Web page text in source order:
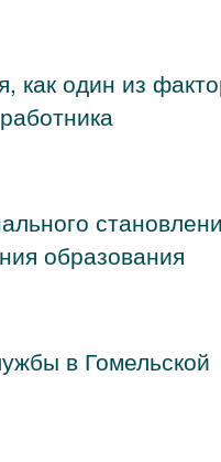
как один из
образования
в Гомельской